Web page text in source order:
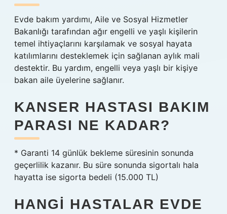
Evde bakım yardımı, Aile ve Sosyal Hizmetler
Bakanlığı tarafından ağır engelli ve yaşlı kişilerin
temel ihtiyaçlarını karşılamak ve sosyal hayata
katılımlarını desteklemek için sağlanan aylık mali
destektir. Bu yardım, engelli veya yaşlı bir kişiye
bakan aile üyelerine sağlanır.
KANSER HASTASI BAKIM
PARASI NE KADAR?
* Garanti 14 günlük bekleme süresinin sonunda
geçerlilik kazanır. Bu süre sonunda sigortalı hala
hayatta ise sigorta bedeli (15.000 TL)
HANGI HASTALAR EVDE